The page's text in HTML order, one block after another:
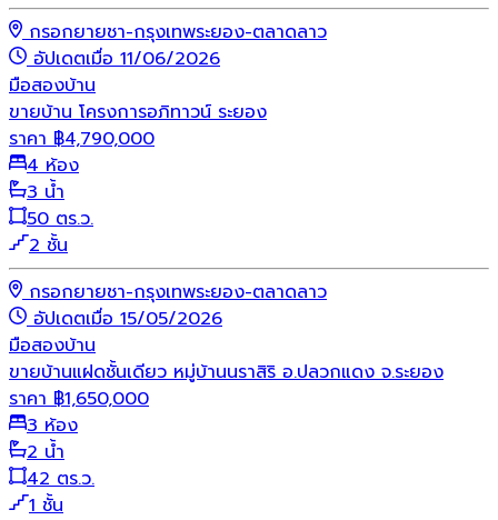
กรอกยายชา-กรุงเทพระยอง-ตลาดลาว
อัปเดตเมื่อ 11/06/2026
มือสองบ้าน
ขายบ้าน โครงการอภิทาวน์ ระยอง
ราคา ฿4,790,000
4 ห้อง
3 น้ำ
50 ตร.ว.
2 ชั้น
กรอกยายชา-กรุงเทพระยอง-ตลาดลาว
อัปเดตเมื่อ 15/05/2026
มือสองบ้าน
ขายบ้านแฝดชั้นเดียว หมู่บ้านนราสิริ อ.ปลวกแดง จ.ระยอง
ราคา ฿1,650,000
3 ห้อง
2 น้ำ
42 ตร.ว.
1 ชั้น